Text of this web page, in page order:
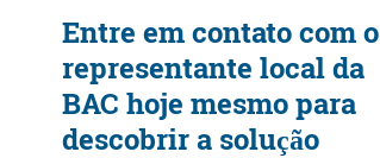
Entre em contato com o
representante local da
BAC hoje mesmo para
descobrir a solução